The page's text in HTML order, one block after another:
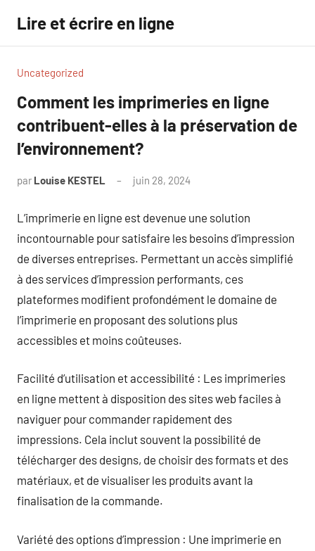
contenu
Lire et écrire en ligne
Uncategorized
Comment les imprimeries en ligne
contribuent-elles à la préservation de
l’environnement?
par Louise KESTEL juin 28, 2024
L’imprimerie en ligne est devenue une solution
incontournable pour satisfaire les besoins d’impression
de diverses entreprises. Permettant un accès simplifié
à des services d’impression performants, ces
plateformes modifient profondément le domaine de
l’imprimerie en proposant des solutions plus
accessibles et moins coûteuses.
Facilité d’utilisation et accessibilité : Les imprimeries
en ligne mettent à disposition des sites web faciles à
naviguer pour commander rapidement des
impressions. Cela inclut souvent la possibilité de
télécharger des designs, de choisir des formats et des
matériaux, et de visualiser les produits avant la
finalisation de la commande.
Variété des options d’impression : Une imprimerie en